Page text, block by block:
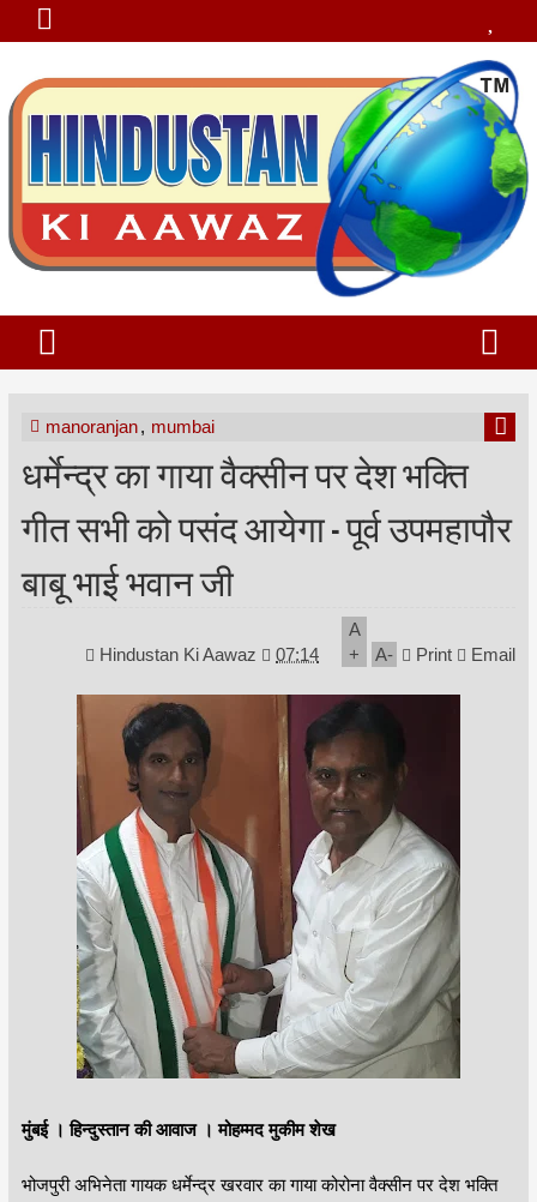
manoranjan, mumbai
धर्मेन्द्र का गाया वैक्सीन पर देश भक्ति
गीत सभी को पसंद आयेगा - पूर्व उपमहापौर
बाबू भाई भवान जी
Hindustan Ki Aawaz 07:14
A
+
A- Print Email
मुंबई । हिन्दुस्तान की आवाज । मोहम्मद मुकीम शेख
भोजपुरी अभिनेता गायक धर्मेन्द्र खरवार का गाया कोरोना वैक्सीन पर देश भक्ति